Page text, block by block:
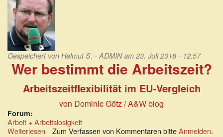
Gespeichert von Helmut S. - ADMINam 23. Juli 2018 - 12:57
Wer bestimmt die Arbeitszeit?
Arbeitszeitflexibilität im EU-Vergleich
von Dominic Götz / A&W blog
Forum:
Arbeit + Arbeitslosigkeit
Weiterlesen über
Zum Verfassen von Kommentaren bitteAnmelden.